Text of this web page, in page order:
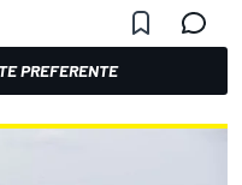
PREFERENTE